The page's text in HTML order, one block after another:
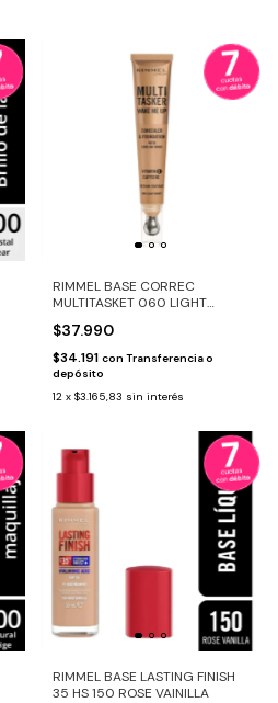
RIMMEL BASE CORREC
MULTITASKET 060 LIGHT
$37.990
$34.191 con Transferencia o
depósito
12 x $3.165,83 sin interés
RIMMEL BASE LASTING FINISH
35 HS 150 ROSE VAINILLA